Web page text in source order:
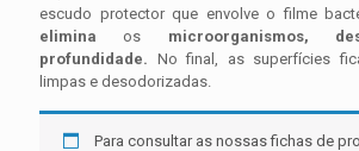
escudo protector que envolve o filme
elimina os microorganismos,
profundidade. No final, as superfícies
limpas e desodorizadas.
Para consultar as nossas fichas de